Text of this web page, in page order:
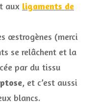
aux ligaments de
œstrogènes (merci
se relâchent et la
par du tissu
ptose, et c’est aussi
blancs.